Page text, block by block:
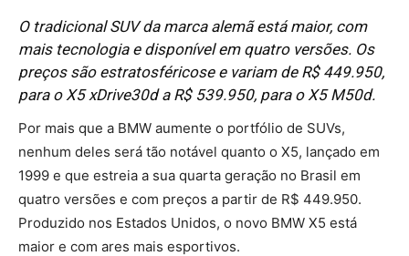
O tradicional SUV da marca alemã está maior, com
mais tecnologia e disponível em quatro versões. Os
preços são estratosféricose e variam de R$ 449.950,
para o X5 xDrive30d a R$ 539.950, para o X5 M50d.
Por mais que a BMW aumente o portfólio de SUVs,
nenhum deles será tão notável quanto o X5, lançado em
1999 e que estreia a sua quarta geração no Brasil em
quatro versões e com preços a partir de R$ 449.950.
Produzido nos Estados Unidos, o novo BMW X5 está
maior e com ares mais esportivos.